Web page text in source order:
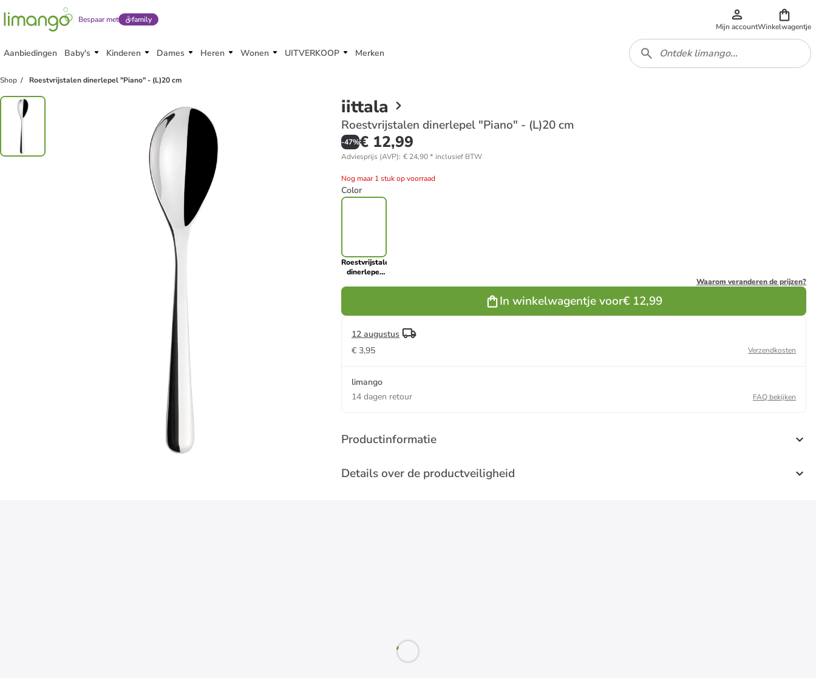
Bespaar met family
Mijn accountWinkelwagentje
Aanbiedingen Baby's Kinderen Dames Heren Wonen UITVERKOOP Merken
Shop Roestvrijstalen dinerlepel "Piano" - (L)20 cm
iittala
Roestvrijstalen dinerlepel "Piano" - (L)20 cm
-47%€ 12,99
Adviesprijs (AVP): € 24,90* inclusief BTW
Nog maar 1 stuk op voorraad
Color
Roestvrijstalen
dinerlepel
Waarom veranderen de prijzen?
In winkelwagentje voor€ 12,99
12 augustus
€ 3,95
Verzendkosten
limango
14 dagen retour
FAQ bekijken
Productinformatie
Details over de productveiligheid